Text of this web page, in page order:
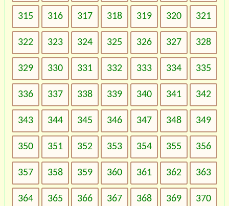
315 316 317 318 319 320 321
322 323 324 325 326 327 328
329 330 331 332 333 334 335
336 337 338 339 340 341 342
343 344 345 346 347 348 349
350 351 352 353 354 355 356
357 358 359 360 361 362 363
364 365 366 367 368 369 370